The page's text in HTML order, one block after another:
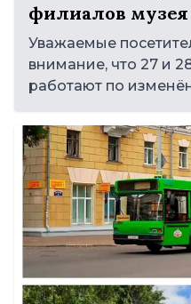
филиалов музея
Уважаемые
внимание, что 27 и
работают по